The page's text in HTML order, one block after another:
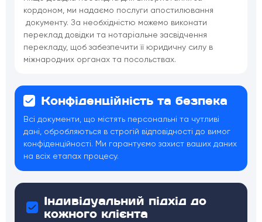
кордоном, ми надаємо послуги апостилювання
документу. За необхідністю можемо виконати
переклад довідки та нотаріальне засвідчення
перекладу, щоб забезпечити її юридичну силу в
міжнародних органах та посольствах.
Конфіденційність та безпека
Всі документи, що містять персональні та чутливі
дані, обробляються в строгій відповідності до вимог
конфіденційності. Ми гарантуємо захист ваших даних
на всіх етапах процесу.
Індивідуальний підхід до
кожного клієнта